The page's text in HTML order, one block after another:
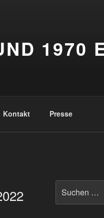
1970
Kontakt Presse
nach: